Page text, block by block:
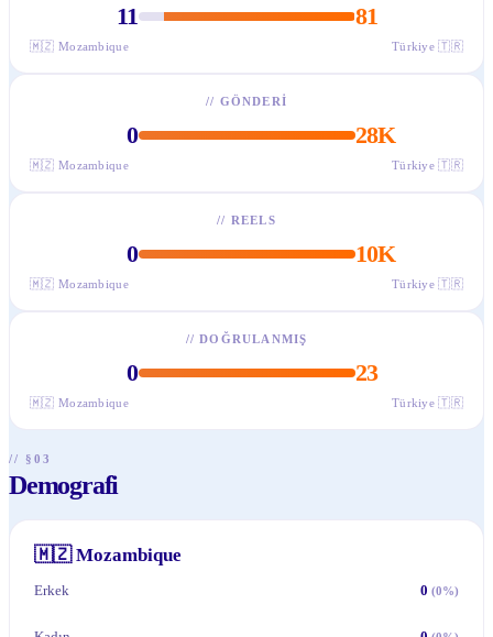
11 81
🇲🇿 Mozambique Türkiye 🇹🇷
// GÖNDERI
0 28K
🇲🇿 Mozambique Türkiye 🇹🇷
// REELS
0 10K
🇲🇿 Mozambique Türkiye 🇹🇷
//DOĞRULANMIŞ
0 23
🇲🇿 Mozambique Türkiye 🇹🇷
// §03
Demografi
🇲🇿 Mozambique
Erkek 0 (0%)